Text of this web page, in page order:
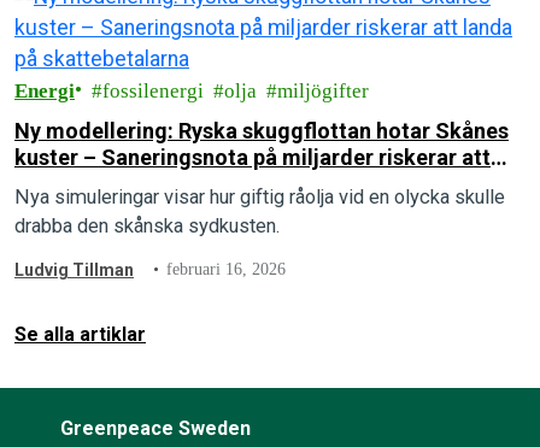
Energi fossilenergi olja miljögifter
Ny modellering: Ryska skuggflottan hotar Skånes
kuster – Saneringsnota på miljarder riskerar att
landa på skattebetalarna
Nya simuleringar visar hur giftig råolja vid en olycka skulle
drabba den skånska sydkusten.
Ludvig Tillman februari 16, 2026
Se alla artiklar
Greenpeace Sweden